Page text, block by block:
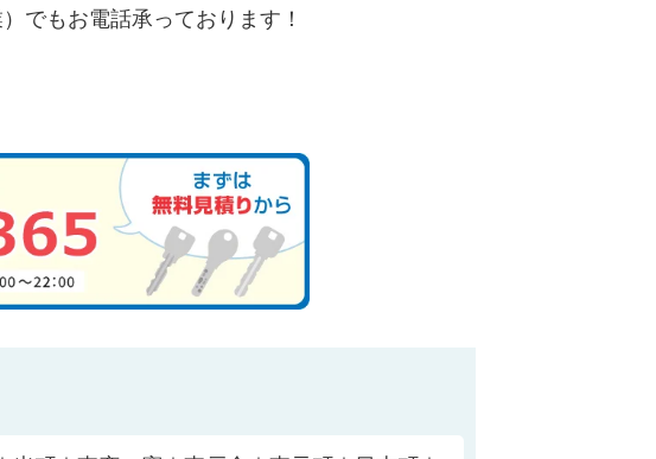
でもお電話承っております！